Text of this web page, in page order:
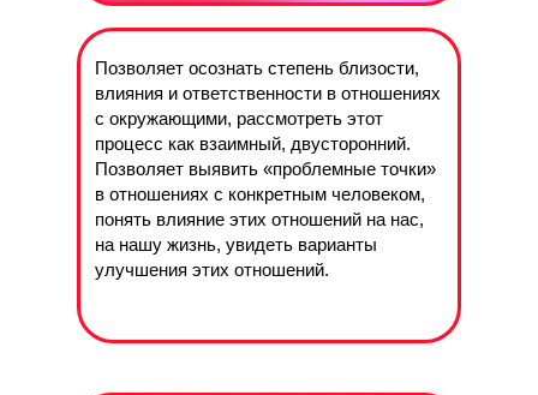
Позволяет осознать степень близости,
влияния и ответственности в отношениях
с окружающими, рассмотреть этот
процесс как взаимный, двусторонний.
Позволяет выявить «проблемные точки»
в отношениях с конкретным человеком,
понять влияние этих отношений на нас,
на нашу жизнь, увидеть варианты
улучшения этих отношений.